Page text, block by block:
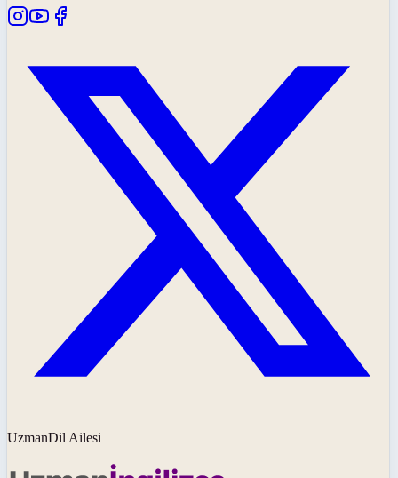
UzmanDil Ailesi